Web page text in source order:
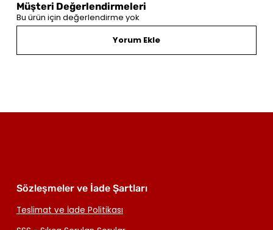
Müşteri Değerlendirmeleri
Bu ürün için değerlendirme yok
Yorum Ekle
Sözleşmeler ve İade Şartları
Teslimat ve İade Politikası